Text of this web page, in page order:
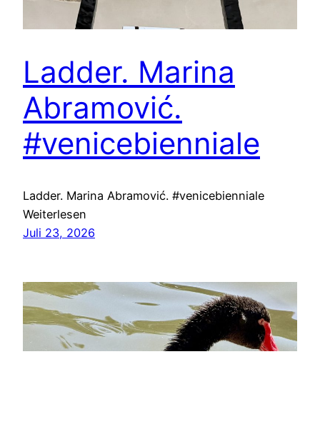
Ladder. Marina
Abramović.
#venicebienniale
Ladder. Marina Abramović. #venicebienniale
Weiterlesen
Juli 23, 2026